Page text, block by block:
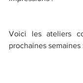
Voici les ateliers
prochaines semaines